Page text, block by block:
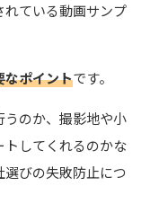
ている動画サンプ
なポイントです。
のか、撮影地や小
してくれるのかな
びの失敗防止につ